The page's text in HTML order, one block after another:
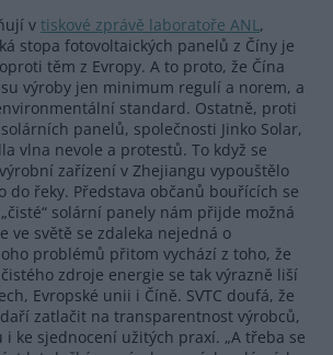
v tiskové zprávě laboratoře ANL,
stopa fotovoltaických panelů z Číny je
těm z Evropy. A to proto, že Čína
výroby jen minimum regulí a norem, a
standard. Ostatně, proti
panelů, společnosti Jinko Solar,
vlna nevole a protestů. To když se
zařízení v Zhejiangu vypouštělo
do řeky. Představa občanů bouřících se
solární panely nám přijde možná
ve světě se zdaleka nejedná o
problémů přitom vychází z toho, že
zdroje energie se tak výrazně liší
Evropské unii i Číně. SVTC doufá, že
zatlačit na transparentnost výrobců,
ke sjednocení užitých praxí. „A třeba se